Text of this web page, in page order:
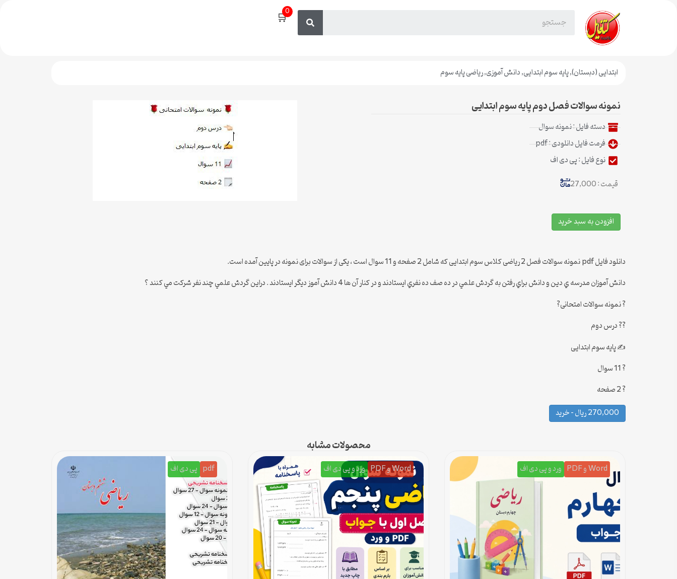
🛒0
ابتدایی (دبستان),پایه سوم ابتدایی,دانش آموزی,ریاضی پایه سوم
نمونه سوالات فصل دوم پایه سوم ابتدایی
دسته فایل :نمونه سوال
فرمت فایل دانلودی : pdf
نوع فایل : پی دی اف
قیمت : 27,000
افزودن به سبد خرید
دانلود فایل pdf نمونه سوالات فصل 2 ریاضی کلاس سوم ابتدایی که شامل 2 صفحه و 11 سوال است ، یکی از سوالات برای نمونه در پایین آمده است.
دانش آموزان مدرسه ي دين و دانش براي رفتن به گردش علمي در ده صف ده نفري ايستادند و در كنار آن ها 4 دانش آموز ديگر ايستادند . دراين گردش علمي چند نفر شركت مي كنند ؟
? نمونه سوالات امتحانی?
?? درس دوم
✍️ پایه سوم ابتدایی
? 11 سوال
? 2 صفحه
270,000 ریال – خرید
محصولات مشابه
Word و PDF ورد و پی دی اف Word و PDF ورد و پی دی اف pdf پی دی اف